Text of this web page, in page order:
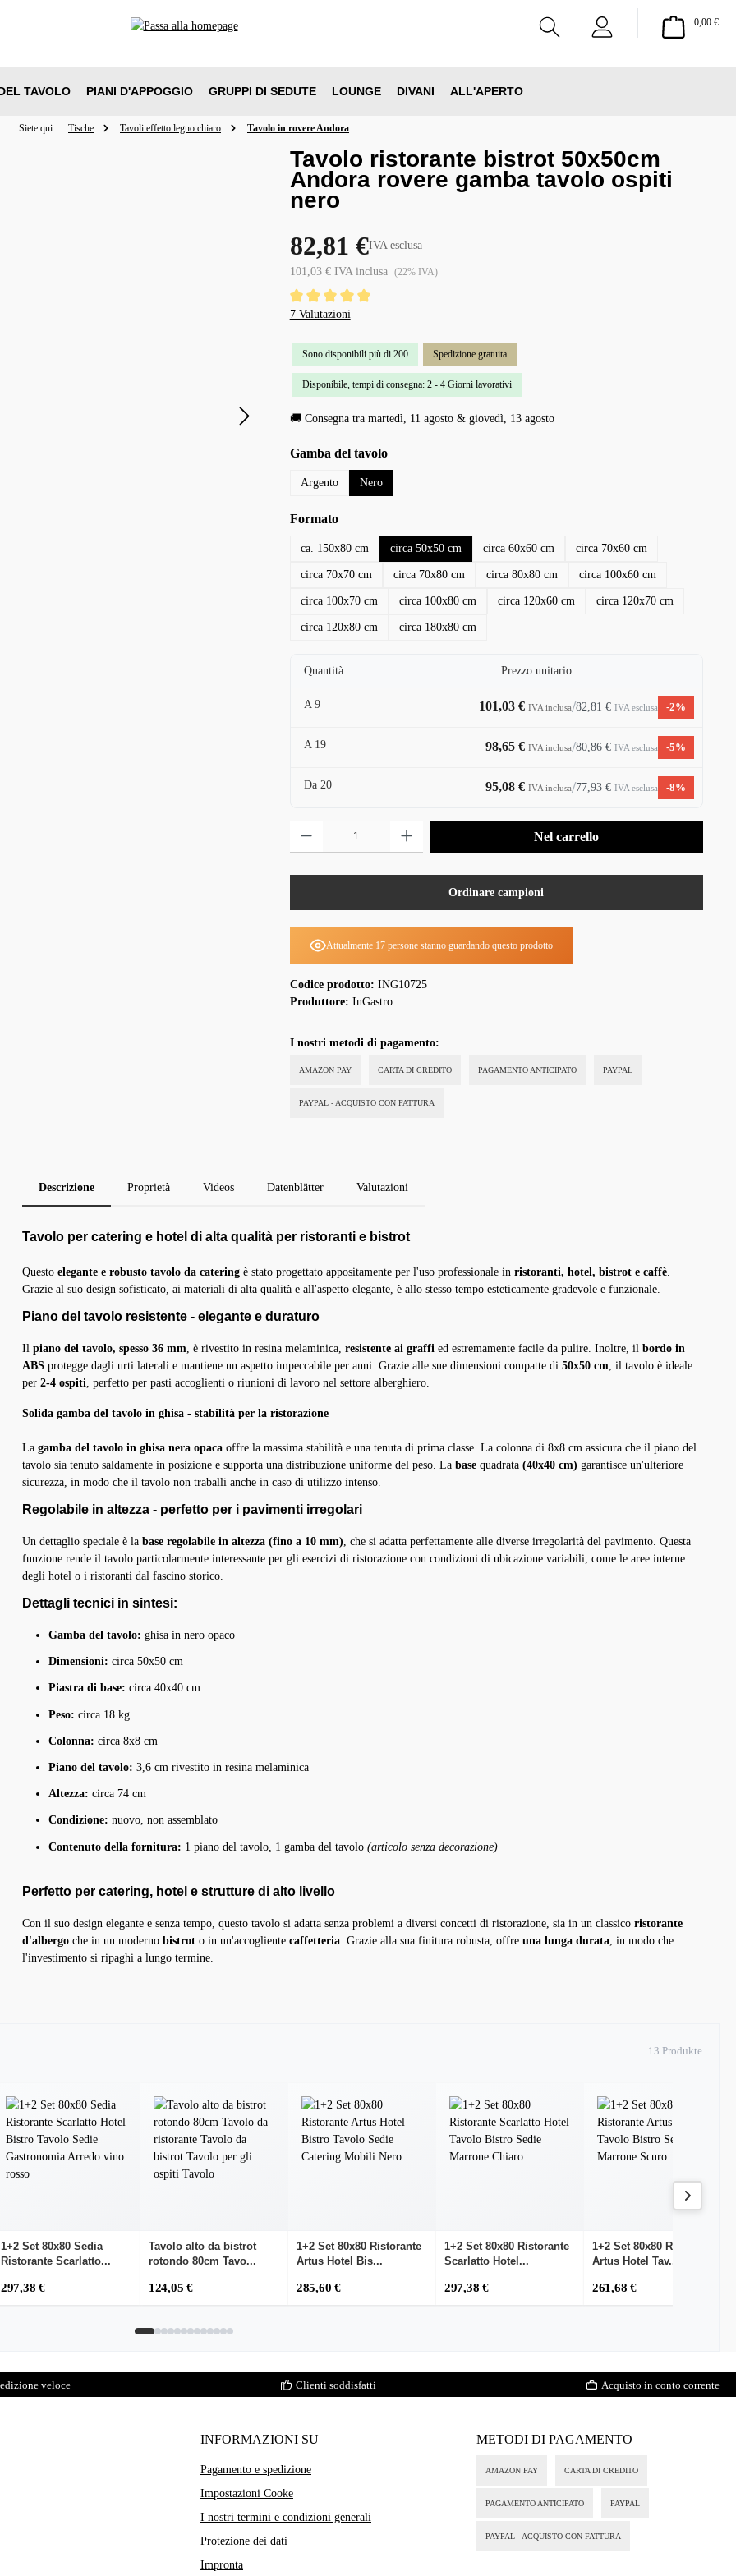
0,00 €Il
TAVOLO PIANI D'APPOGGIO GRUPPI DI SEDUTE LOUNGE DIVANI ALL'APERTO
Siete qui: Tische Tavoli effetto legno chiaro Tavolo in rovere Andora
Tavolo ristorante bistrot 50x50cm
Andora rovere gamba tavolo ospiti
nero
82,81 €IVA esclusa
101,03 € IVA inclusa (22% IVA)
Valutazione media di 5 su 5 stelle
7 Valutazioni
Sono disponibili più di 200 Spedizione gratuita
Disponibile, tempi di consegna: 2 - 4 Giorni lavorativi
🚚 Consegna tra martedì, 11 agosto & giovedì, 13 agosto
Seleziona
Gamba del tavolo
Argento Nero
Seleziona
Formato
ca. 150x80 cm circa 50x50 cm circa 60x60 cm circa 70x60 cm
circa 70x70 cm circa 70x80 cm circa 80x80 cm circa 100x60 cm
circa 100x70 cm circa 100x80 cm circa 120x60 cm circa 120x70 cm
circa 120x80 cm circa 180x80 cm
Quantità Prezzo unitario
A 9 101,03 € IVA inclusa/82,81 € IVA esclusa -2%
A 19 98,65 € IVA inclusa/80,86 € IVA esclusa -5%
Da 20 95,08 € IVA inclusa/77,93 € IVA esclusa -8%
Nel carrello
Ordinare campioni
Attualmente 17 persone stanno guardando questo prodotto
Codice prodotto: ING10725
Produttore: InGastro
I nostri metodi di pagamento:
AMAZON PAY CARTA DI CREDITO PAGAMENTO ANTICIPATO PAYPAL
PAYPAL - ACQUISTO CON FATTURA
è al momento disponibile.)
non è al momento disponibile.)
Descrizione Proprietà Videos Datenblätter Valutazioni
Tavolo per catering e hotel di alta qualità per ristoranti e bistrot
Questo elegante e robusto tavolo da cateringè stato progettato appositamente per l'uso professionale in ristoranti, hotel, bistrot e caffè.
Grazie al suo design sofisticato, ai materiali di alta qualità e all'aspetto elegante, è allo stesso tempo esteticamente gradevole e funzionale.
Piano del tavolo resistente - elegante e duraturo
Il piano del tavolo, spesso 36 mm , è rivestito in resina melaminica, resistente ai graffi ed estremamente facile da pulire. Inoltre, il bordo in
ABSprotegge dagli urti laterali e mantiene un aspetto impeccabile per anni. Grazie alle sue dimensioni compatte di 50x50 cm , il tavolo è ideale
per 2-4 ospiti , perfetto per pasti accoglienti o riunioni di lavoro nel settore alberghiero.
Solida gamba del tavolo in ghisa - stabilità per la ristorazione
La gamba del tavolo in ghisa nera opaca offre la massima stabilità e una tenuta di prima classe. La colonna di 8x8 cm assicura che il piano del
tavolo sia tenuto saldamente in posizione e supporta una distribuzione uniforme del peso. La basequadrata (40x40 cm) garantisce un'ulteriore
sicurezza, in modo che il tavolo non traballi anche in caso di utilizzo intenso.
Regolabile in altezza - perfetto per i pavimenti irregolari
Un dettaglio speciale è la base regolabile in altezza (fino a 10 mm) , che si adatta perfettamente alle diverse irregolarità del pavimento. Questa
funzione rende il tavolo particolarmente interessante per gli esercizi di ristorazione con condizioni di ubicazione variabili, come le aree interne
degli hotel o i ristoranti dal fascino storico.
Dettagli tecnici in sintesi:
Gamba del tavolo: ghisa in nero opaco
Dimensioni: circa 50x50 cm
Piastra di base: circa 40x40 cm
Peso: circa 18 kg
Colonna: circa 8x8 cm
Piano del tavolo: 3,6 cm rivestito in resina melaminica
Altezza: circa 74 cm
Condizione: nuovo, non assemblato
Contenuto della fornitura: 1 piano del tavolo, 1 gamba del tavolo (articolo senza decorazione)
Perfetto per catering, hotel e strutture di alto livello
Con il suo design elegante e senza tempo, questo tavolo si adatta senza problemi a diversi concetti di ristorazione, sia in un classico ristorante
d'albergoche in un moderno bistroto in un'accogliente caffetteria. Grazie alla sua finitura robusta, offre una lunga durata, in modo che
l'investimento si ripaghi a lungo termine.
13 Produkte
1+2 Set 80x80 Sedia
Ristorante Scarlatto...
297,38 €
Tavolo alto da bistrot
rotondo 80cm Tavo...
124,05 €
1+2 Set 80x80 Ristorante
Artus Hotel Bis...
285,60 €
1+2 Set 80x80 Ristorante
Scarlatto Hotel...
297,38 €
1+2 Set 80x80 Ristorante
Artus Hotel Tav...
261,68 €
veloce Clienti soddisfatti Acquisto in conto corrente
INFORMAZIONI SU
Pagamento e spedizione
Impostazioni Cooke
I nostri termini e condizioni generali
Protezione dei dati
Impronta
METODI DI PAGAMENTO
AMAZON PAY CARTA DI CREDITO
PAGAMENTO ANTICIPATO PAYPAL
PAYPAL - ACQUISTO CON FATTURA
verwenden Cookies
Website verwendet Cookies, um Ihnen das beste Erlebnis auf unserer Website zu
Sie können auswählen, welche Cookie-Kategorien Sie zulassen möchten.
Erforderlich
Diese Cookies sind für die Grundfunktionen der Website erforderlich.
Funktional
Analyse
Diese Cookies helfen uns, die Nutzung unserer Website zu verstehen.
Marketing
Diese Cookies werden verwendet, um Ihnen relevante Werbung anzuzeigen.
Cookie Anbieter Zweck Dauer
Dieser Shop Schutz vor Cross-Site-Request-Forgery Sitzung
bubisoft_cookie_consent Dieser Shop Speichert Ihre Cookie-Einstellungen
Alle akzeptieren Anpassen Alle ablehnen